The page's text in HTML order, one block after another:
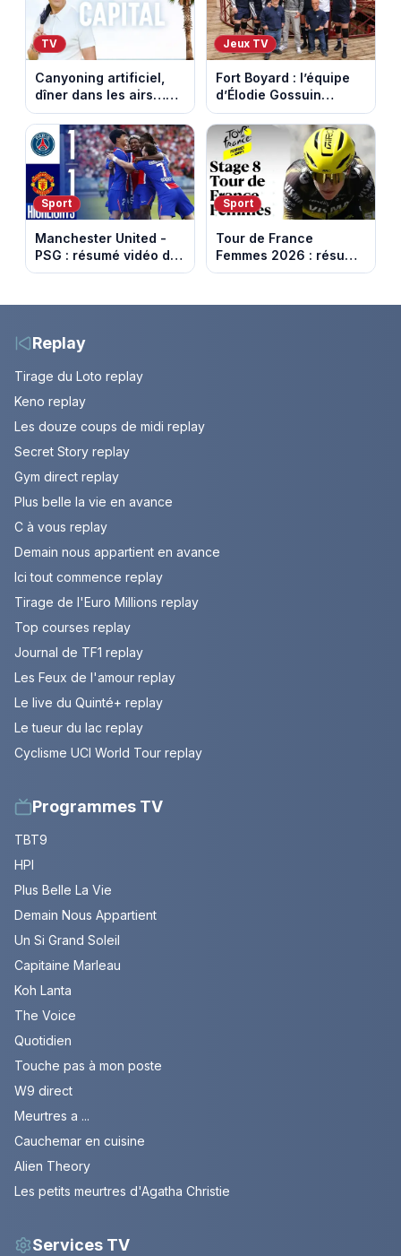
TV
Canyoning artificiel,
dîner dans les airs…
les loisirs les plus fous
passés au crible dans
Capital
Jeux TV
Fort Boyard : l’équipe
d’Élodie Gossuin
termine avec une belle
somme pour l'Unicef et
le Refuge
Sport
Manchester United -
PSG : résumé vidéo du
match amical du 8 août
Sport
Tour de France
Femmes 2026 : résumé
vidéo de la 9e étape
Replay
Tirage du Loto replay
Keno replay
Les douze coups de midi replay
Secret Story replay
Gym direct replay
Plus belle la vie en avance
C à vous replay
Demain nous appartient en avance
Ici tout commence replay
Tirage de l'Euro Millions replay
Top courses replay
Journal de TF1 replay
Les Feux de l'amour replay
Le live du Quinté+ replay
Le tueur du lac replay
Cyclisme UCI World Tour replay
Programmes TV
TBT9
HPI
Plus Belle La Vie
Demain Nous Appartient
Un Si Grand Soleil
Capitaine Marleau
Koh Lanta
The Voice
Quotidien
Touche pas à mon poste
W9 direct
Meurtres a ...
Cauchemar en cuisine
Alien Theory
Les petits meurtres d'Agatha Christie
Services TV